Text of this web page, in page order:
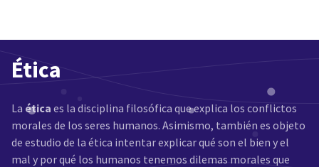
Ética
La ética es la disciplina filosófica que explica los conflictos
morales de los seres humanos. Asimismo, también es objeto
de estudio de la ética intentar explicar qué son el bien y el
mal y por qué los humanos tenemos dilemas morales que